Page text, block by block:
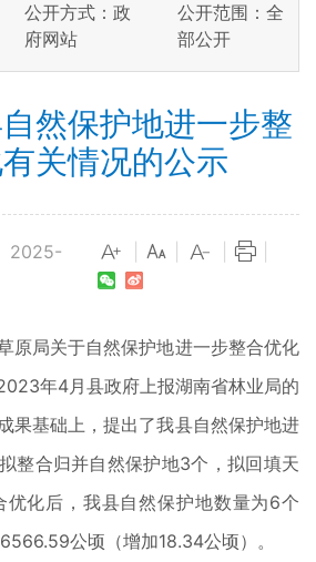
公开方式：政
府网站
公开范围：全
部公开
然保护地进一步整
关情况的公示
2025-
局关于自然保护地进一步整合优化
年4月县政府上报湖南省林业局的
果基础上，提出了我县自然保护地进
整合归并自然保护地3个，拟回填天
化后，我县自然保护地数量为6个
公顷（增加18.34公顷）。